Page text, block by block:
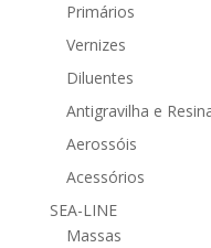
Primários
Vernizes
Diluentes
Antigravilha e
Aerossóis
Acessórios
SEA-LINE
Massas